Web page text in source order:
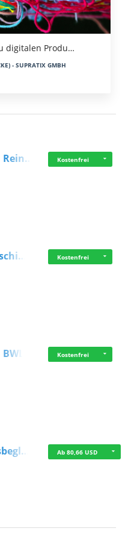
digitalen Produ…
- SUPRATIX GMBH
Kostenfrei
Kostenfrei
Kostenfrei
Ab 80,66 USD